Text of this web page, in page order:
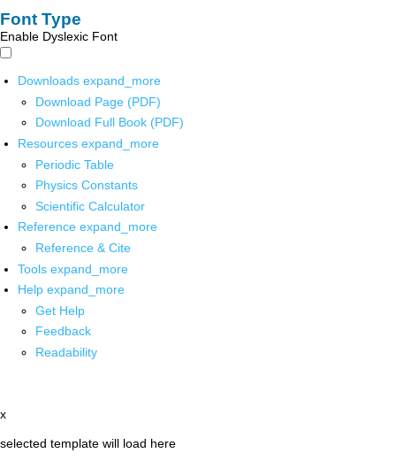
Font Type
Enable Dyslexic Font
Downloads expand_more
Download Page (PDF)
Download Full Book (PDF)
Resources expand_more
Periodic Table
Physics Constants
Scientific Calculator
Reference expand_more
Reference & Cite
Tools expand_more
Help expand_more
Get Help
Feedback
Readability
x
selected template will load here